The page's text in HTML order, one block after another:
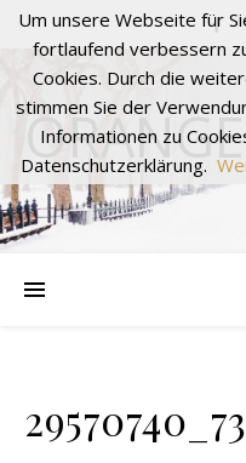
Um unsere Webseite für
fortlaufend verbessern
Cookies. Durch die
stimmen Sie der
Informationen zu
Datenschutzerklärung.